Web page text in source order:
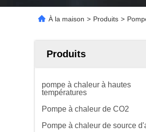
À la maison > Produits >
Produits
pompe à chaleur à hautes
températures
Pompe à chaleur de CO2
Pompe à chaleur de source